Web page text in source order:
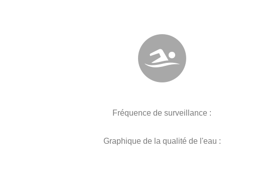
Fréquence de surveillance :
Graphique de la qualité de l'eau :